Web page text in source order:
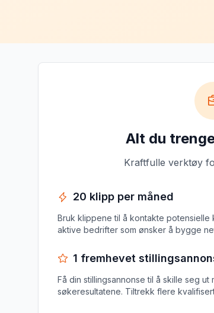
Alt du
Kraftfulle verktøy
20 klipp per måned
Bruk klippene til å kontakte
aktive bedrifter som ønsker å bygge
1 fremhevet
Få din stillingsannonse til å skille seg
søkeresultatene. Tiltrekk flere